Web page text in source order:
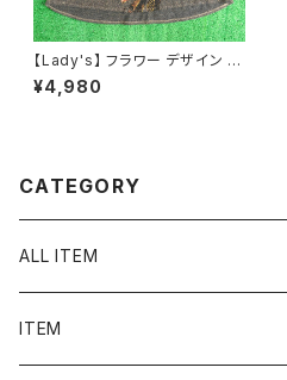
【Lady's】 フラワー デザイン ラ
メ入り タンクトップ / アメリカ製
USA製 古着 レディース キャミ
¥4,980
CATEGORY
ALL ITEM
ITEM